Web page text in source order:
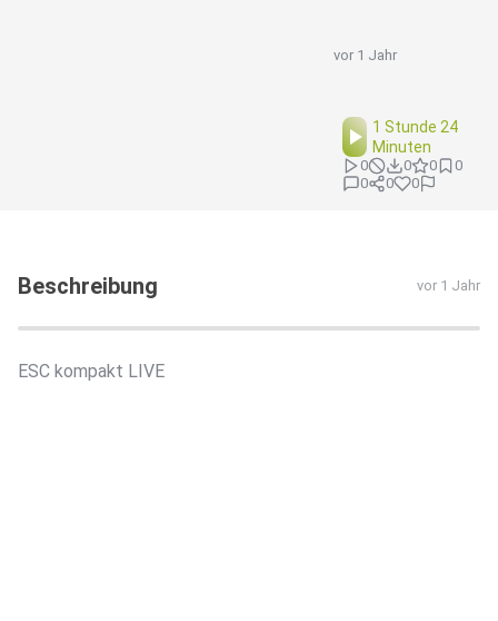
vor 1 Jahr
1 Stunde 24
Minuten
0 0 0
0
0
0 0
Beschreibung vor 1 Jahr
ESC kompakt LIVE